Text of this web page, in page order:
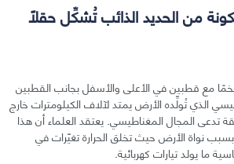
من الحديد الذائب تُشكِّل حقلًا
مع قطبين في الأعلى والأسفل بجانب القطبين
الذي تُولِّده الأرض يمتد لآلاف الكيلومترات خارج
المجال المغناطيسي. يعتقد العلماء أن هذا
نواة الأرض حيث تخلق الحرارة تغيّرات في
ما يولد تيارات كهربائية.